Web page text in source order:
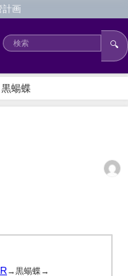
計画
🔍
黒蝪蝶
→黒蝪蝶→